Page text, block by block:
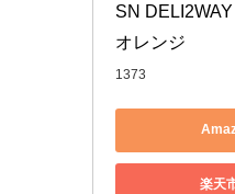
SN
オレンジ
1373
楽天